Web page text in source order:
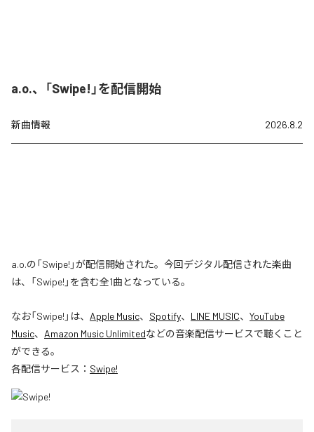
a.o.、「Swipe!」を配信開始
新曲情報 2026.8.2
a.o.の「Swipe!」が配信開始された。今回デジタル配信された楽曲
は、「Swipe!」を含む全1曲となっている。
なお「Swipe! 」は、 Apple Music、 Spotify、 LINE MUSIC、 YouTube
Music、 Amazon Music Unlimitedなどの音楽配信サービスで聴くこと
ができる。
各配信サービス： Swipe!